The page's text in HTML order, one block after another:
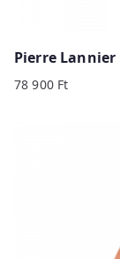
Pierre
78 900 Ft